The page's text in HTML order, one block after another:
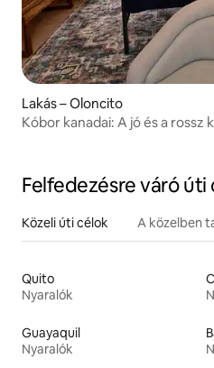
Lakás – Oloncito
Kóbor kanadai: A jó és a rossz
Felfedezésre váró úti
Közeli úti célok A közelben
Quito
Nyaralók
Guayaquil
Nyaralók